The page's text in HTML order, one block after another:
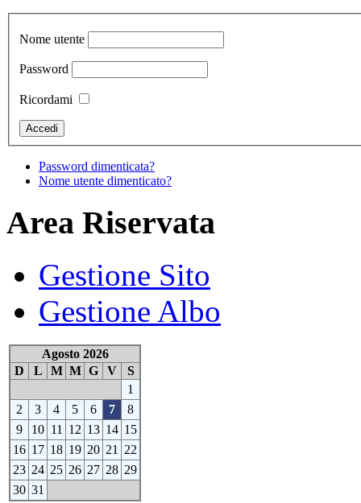
Nome utente
Password
Ricordami
Password dimenticata?
Nome utente dimenticato?
Area Riservata
Gestione Sito
Gestione Albo
Agosto 2026
D
L M M G V
S
1
2
3 4 5 6 7
8
9
10 11 12 13 14 15
16 17 18 19 20 21
22
23 24 25 26 27 28 29
30 31